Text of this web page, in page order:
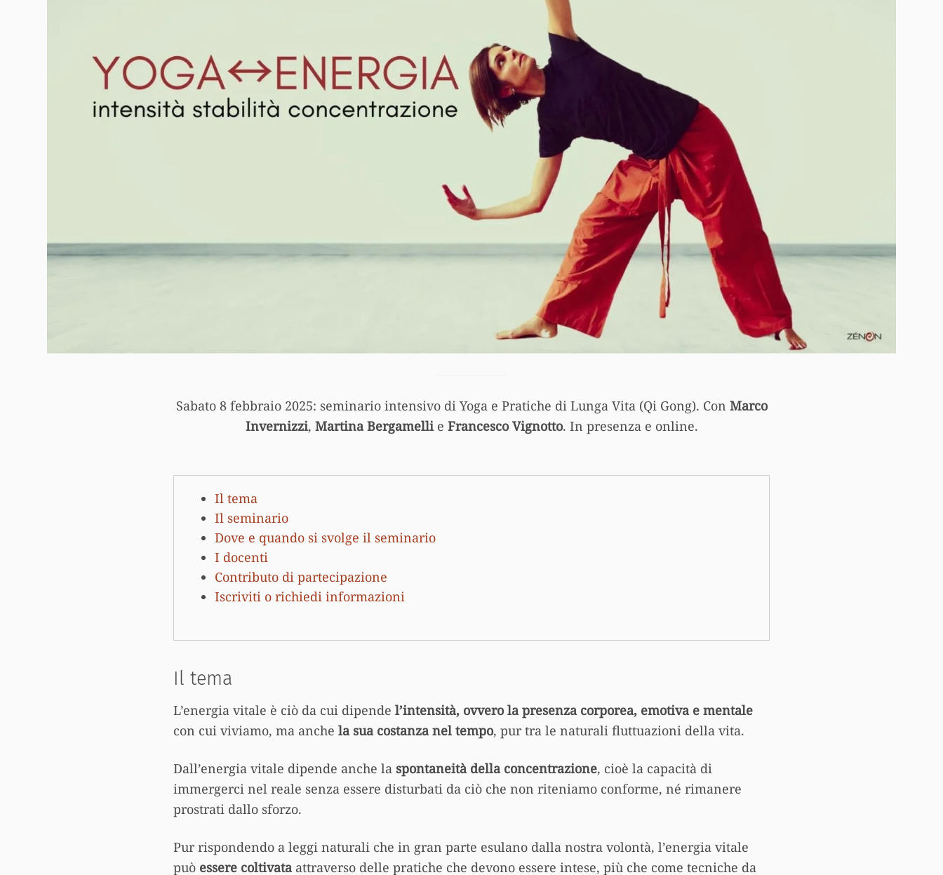
Sabato 8 febbraio 2025: seminario intensivo di Yoga e Pratiche di Lunga Vita (Qi Gong). Con Marco
Invernizzi, Martina Bergamellie Francesco Vignotto. In presenza e online.
Il tema
Il seminario
Dove e quando si svolge il seminario
I docenti
Contributo di partecipazione
Iscriviti o richiedi informazioni
Il tema
L’energia vitale è ciò da cui dipende l’intensità, ovvero la presenza corporea, emotiva e mentale
con cui viviamo, ma anche la sua costanza nel tempo, pur tra le naturali fluttuazioni della vita.
Dall’energia vitale dipende anche la spontaneità della concentrazione, cioè la capacità di
immergerci nel reale senza essere disturbati da ciò che non riteniamo conforme, né rimanere
prostrati dallo sforzo.
Pur rispondendo a leggi naturali che in gran parte esulano dalla nostra volontà, l’energia vitale
può essere coltivata attraverso delle pratiche che devono essere intese, più che come tecniche da